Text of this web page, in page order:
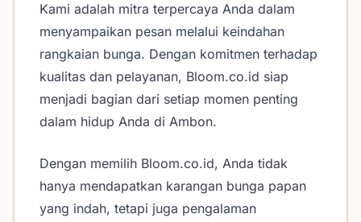
Kami adalah mitra terpercaya Anda dalam
menyampaikan pesan melalui keindahan
rangkaian bunga. Dengan komitmen terhadap
kualitas dan pelayanan, Bloom.co.id siap
menjadi bagian dari setiap momen penting
dalam hidup Anda di Ambon.
Dengan memilih Bloom.co.id, Anda tidak
hanya mendapatkan karangan bunga papan
yang indah, tetapi juga pengalaman